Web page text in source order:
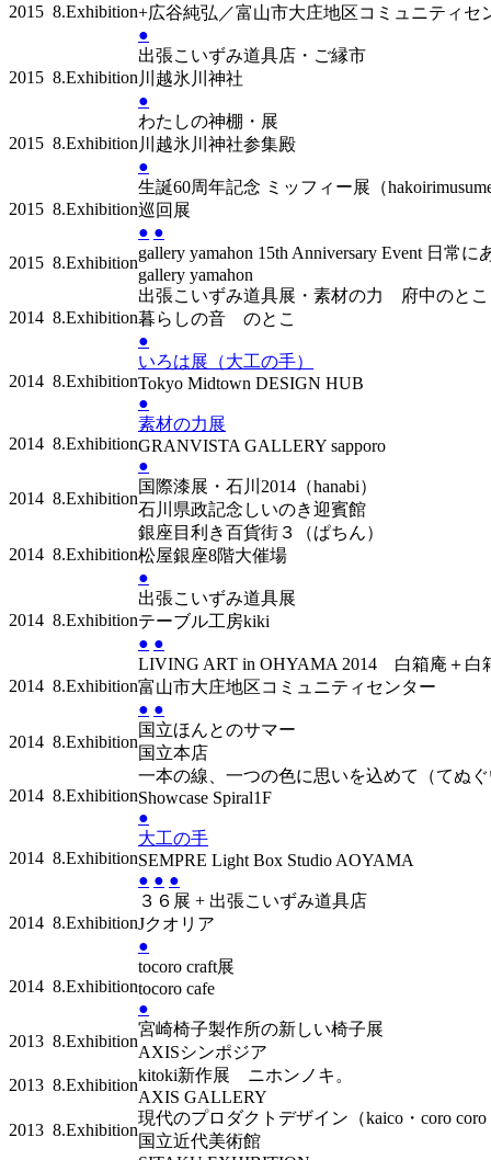
2015 8.Exhibition+広谷純弘／富山市大庄地区コミュニティセ
●
2015 8.Exhibition
出張こいずみ道具店・ご縁市
川越氷川神社
●
2015 8.Exhibition
わたしの神棚・展
川越氷川神社参集殿
●
2015 8.Exhibition
生誕60周年記念 ミッフィー展（
巡回展
● ●
2015 8.Exhibition
gallery yamahon 15th Anniversary Event 日常に
gallery yamahon
2014 8.Exhibition
出張こいずみ道具展・素材の力 府中のとこ
暮らしの音 のとこ
●
2014 8.Exhibition
いろは展（大工の手）
Tokyo Midtown DESIGN HUB
●
2014 8.Exhibition
素材の力展
GRANVISTA GALLERY sapporo
●
2014 8.Exhibition
国際漆展・石川2014（hanabi）
石川県政記念しいのき迎賓館
2014 8.Exhibition
銀座目利き百貨街３（ぱちん）
松屋銀座8階大催場
●
2014 8.Exhibition
出張こいずみ道具展
テーブル工房kiki
● ●
2014 8.Exhibition
LIVING ART in OHYAMA 2014 白箱庵＋白
富山市大庄地区コミュニティセンター
● ●
2014 8.Exhibition
国立ほんとのサマー
国立本店
2014 8.Exhibition
一本の線、一つの色に思いを込めて（てぬ
Showcase Spiral1F
●
2014 8.Exhibition
大工の手
SEMPRE Light Box Studio AOYAMA
● ● ●
2014 8.Exhibition
３６展 + 出張こいずみ道具店
Jクオリア
●
2014 8.Exhibition
tocoro craft展
tocoro cafe
●
2013 8.Exhibition
宮崎椅子製作所の新しい椅子展
AXISシンポジア
2013 8.Exhibition
kitoki新作展 ニホンノキ。
AXIS GALLERY
2013 8.Exhibition
現代のプロダクトデザイン（kaico・coro coro
国立近代美術館